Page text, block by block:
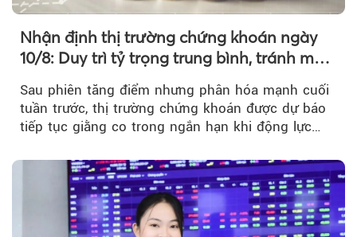
Nhận định thị trường chứng khoán ngày
10/8: Duy trì tỷ trọng trung bình, tránh mua
Sau phiên tăng điểm nhưng phân hóa mạnh cuối
tuần trước, thị trường chứng khoán được dự báo
tiếp tục giằng co trong ngắn hạn khi động lực